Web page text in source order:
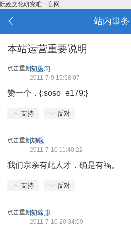
阮姓文化研究唯一官网
站内事务
本站运营重要说明
点击重新加载
阮正习
2011-7-9 15:58:07
赞一个，{:soso_e179:}
支持 反对
点击重新加载
闪电
2011-7-10 11:40:22
我们宗亲有此人才，确是有福。
支持 反对
点击重新加载
阮玲康
2011-7-10 20:34:09